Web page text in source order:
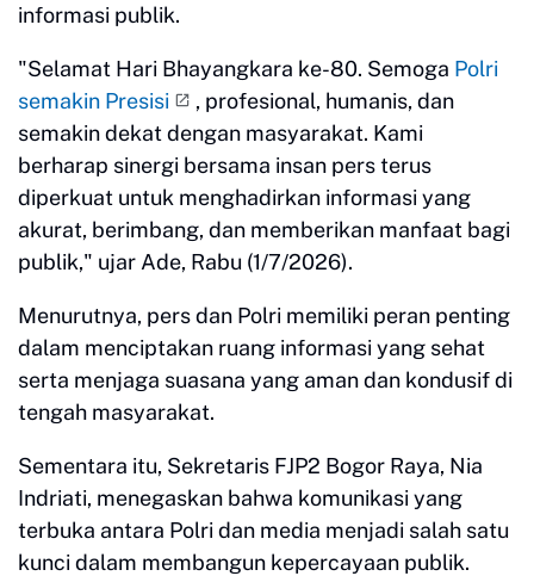
informasi publik.
"Selamat Hari Bhayangkara ke-80. Semoga Polri
semakin Presisi
, profesional, humanis, dan
semakin dekat dengan masyarakat. Kami
berharap sinergi bersama insan pers terus
diperkuat untuk menghadirkan informasi yang
akurat, berimbang, dan memberikan manfaat bagi
publik," ujar Ade, Rabu (1/7/2026).
Menurutnya, pers dan Polri memiliki peran penting
dalam menciptakan ruang informasi yang sehat
serta menjaga suasana yang aman dan kondusif di
tengah masyarakat.
Sementara itu, Sekretaris FJP2 Bogor Raya, Nia
Indriati, menegaskan bahwa komunikasi yang
terbuka antara Polri dan media menjadi salah satu
kunci dalam membangun kepercayaan publik.